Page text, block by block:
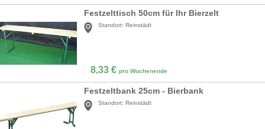
Festzelttisch 50cm für Ihr Bierzelt
Standort: Reinstädt
8,33 € pro Wochenende
Festzeltbank 25cm - Bierbank
Standort: Reinstädt